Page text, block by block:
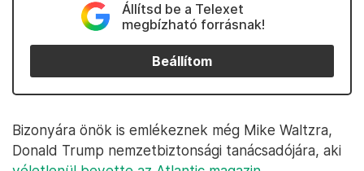
Állítsd be a Telexet
megbízható forrásnak!
Beállítom
Bizonyára önök is emlékeznek még Mike Waltzra,
Donald Trump nemzetbiztonsági tanácsadójára, aki